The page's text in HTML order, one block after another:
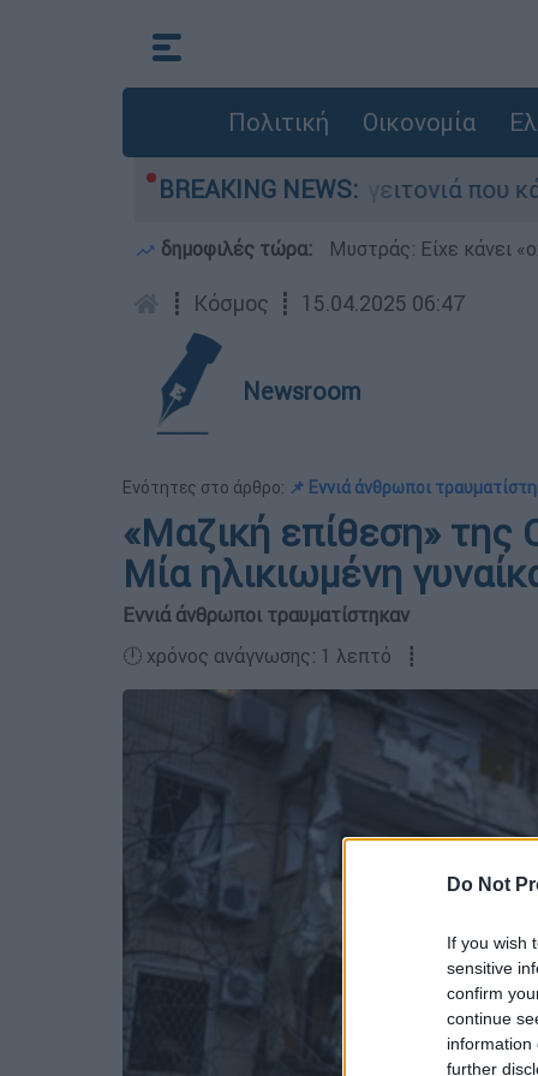
Do Not
If you wish
sensitive
confirm
continue
information
further
Πολιτική Οικονομία
BREAKING NEWS:
από τη μεγάλη φωτιά τη γειτονιά που
δημοφιλές τώρα: Μυστράς: Είχε κάνει
┋ Κόσμος ┋ 15.04.2025 06:47
Newsroom
Ενότητες στο άρθρο: 📌 Εννιά άνθρωποι
«Μαζική επίθεση» της
Μία ηλικιωμένη
Εννιά άνθρωποι τραυματίστηκαν
🕛 χρόνος ανάγνωσης: 1 λεπτό ┋